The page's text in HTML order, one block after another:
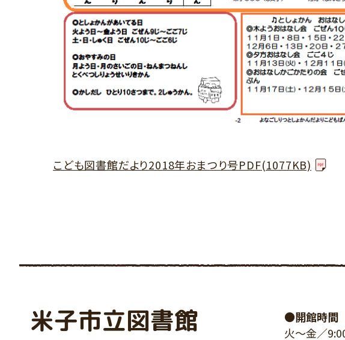
こども図書館だより2018年おまつり号PDF(1077KB)
米子市立図書館
●開館時間
火～金／